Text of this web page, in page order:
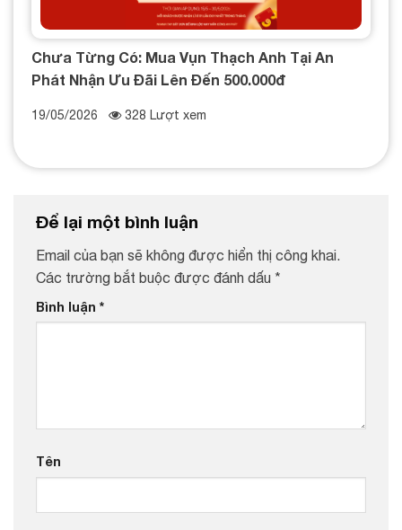
Chưa Từng Có: Mua Vụn Thạch Anh Tại An
Phát Nhận Ưu Đãi Lên Đến 500.000đ
19/05/2026 328 Lượt xem
Để lại một bình luận
Email của bạn sẽ không được hiển thị công khai.
Các trường bắt buộc được đánh dấu *
Bình luận *
Tên